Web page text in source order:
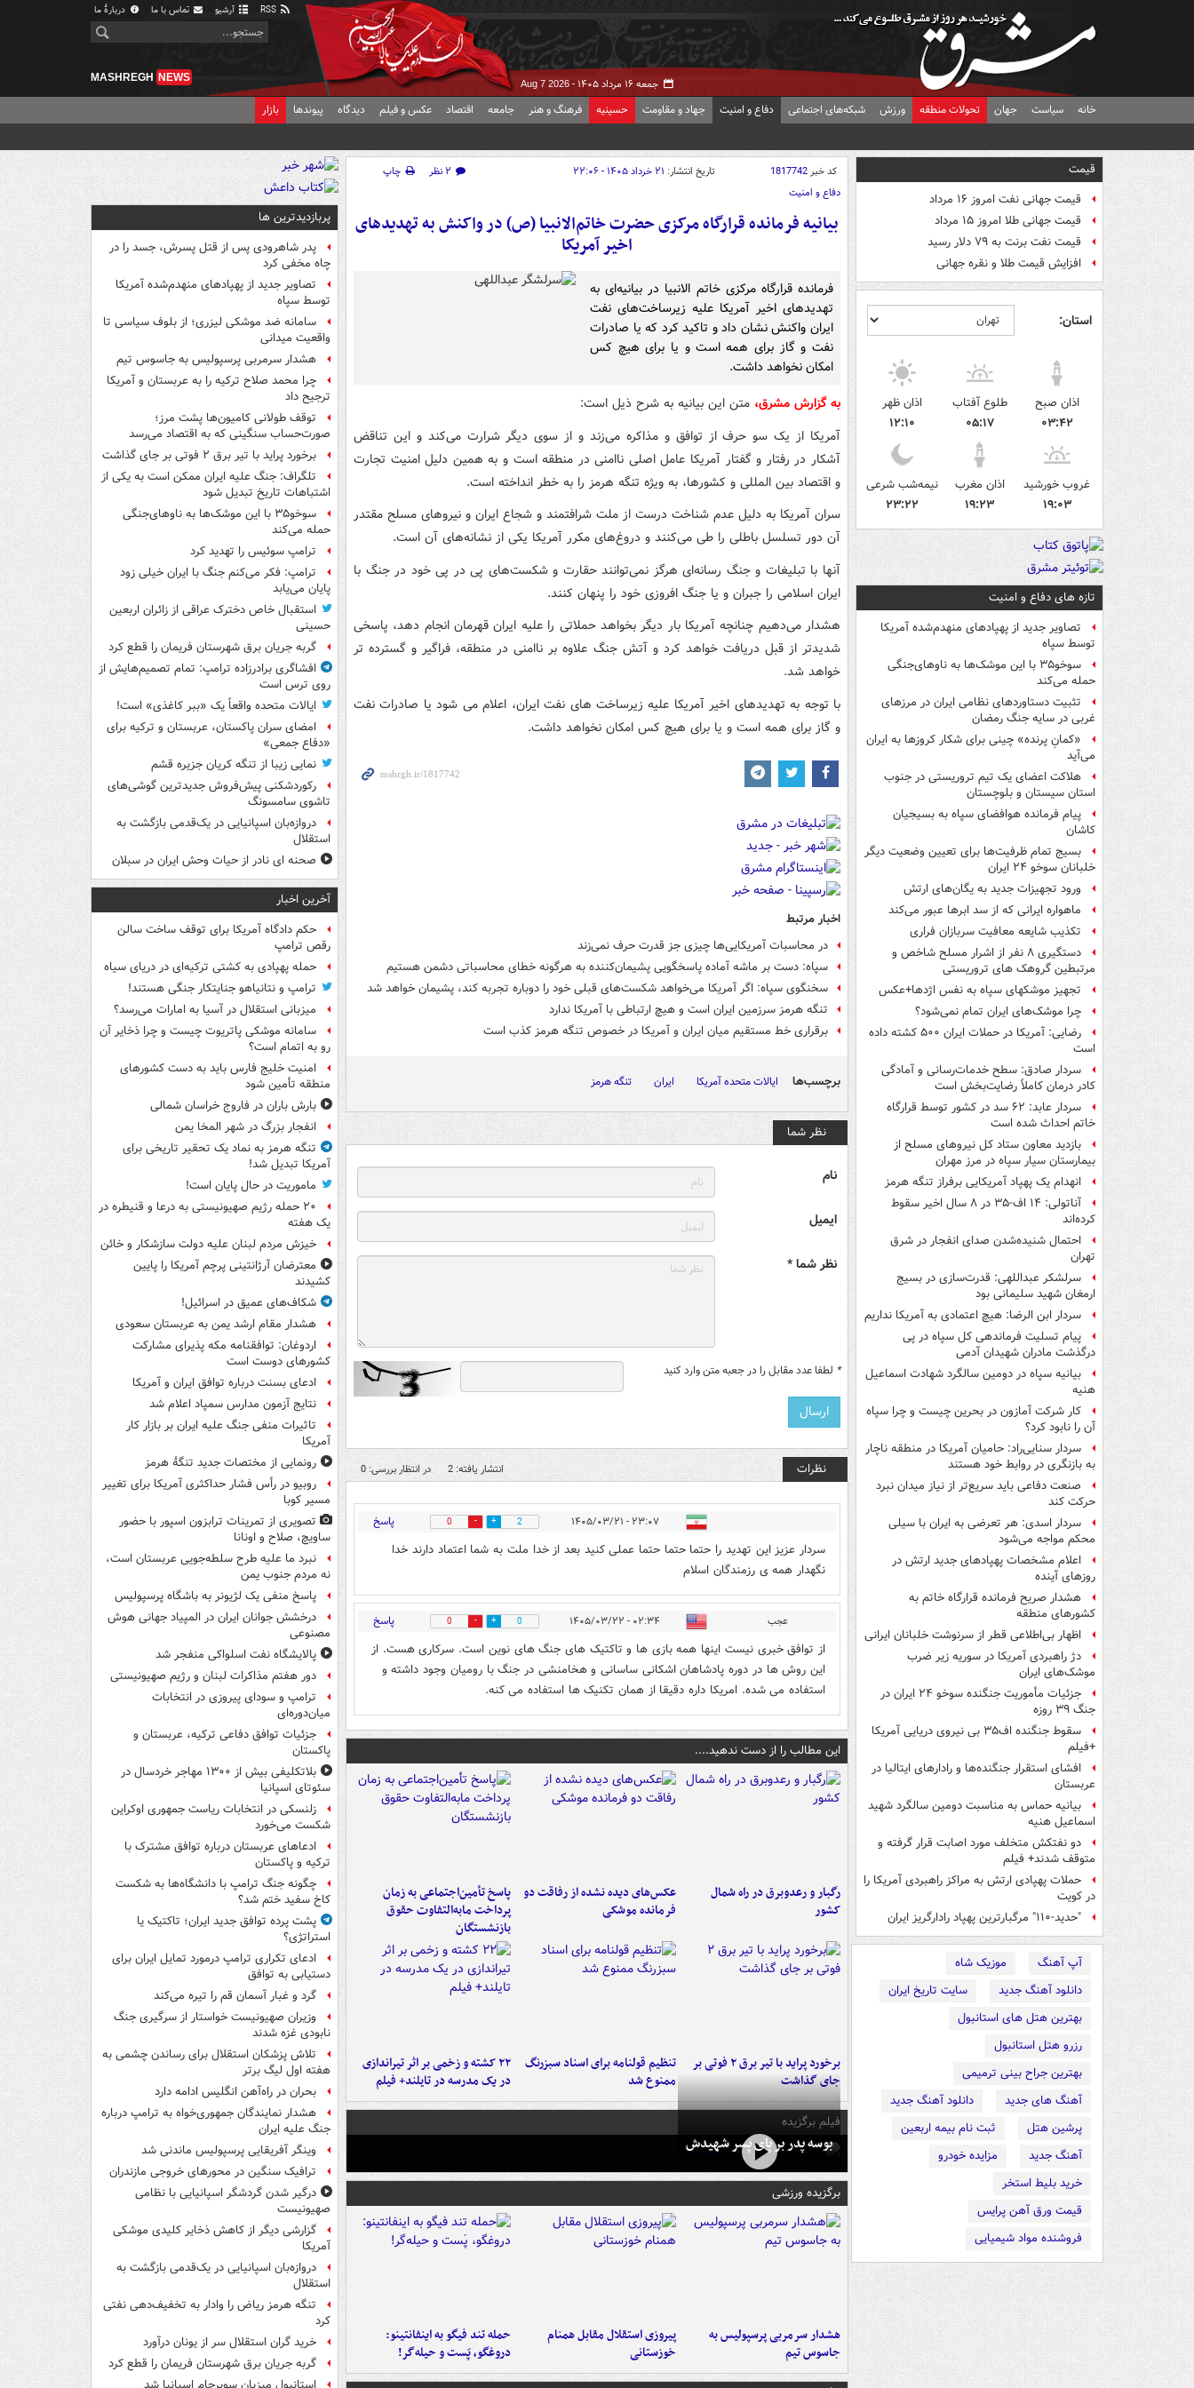
آرشیو تماس با ما دربارهٔ ما
جمعه ۱۶ مرداد ۱۴۰۵ - Aug 7 2026
MASHREGH NEWS
خانه سیاست جهان تحولات منطقه ورزش شبکه‌های اجتماعی دفاع و امنیت جهاد و مقاومت حسینیه فرهنگ و هنر جامعه اقتصاد عکس و فیلم دیدگاه پیوندها بازار
قیمت
قیمت جهانی نفت امروز ۱۶ مرداد
قیمت جهانی طلا امروز ۱۵ مرداد
قیمت نفت برنت به ۷۹ دلار رسید
افزایش قیمت طلا و نقره جهانی
استان:
اذان صبح
۰۳:۴۲
طلوع آفتاب
۰۵:۱۷
اذان ظهر
۱۲:۱۰
غروب خورشید
۱۹:۰۳
اذان مغرب
۱۹:۲۳
نیمه‌شب شرعی
۲۳:۲۲
تازه های دفاع و امنیت
تصاویر جدید از پهپادهای منهدم‌شده آمریکا
توسط سپاه
سوخو۳۵ با این موشک‌ها به ناوهای‌جنگی
حمله می‌کند
تثبیت دستاوردهای نظامی ایران در مرزهای
غربی در سایه جنگ رمضان
«کمانِ پرنده» چینی برای شکار کروزها به ایران
می‌آید
هلاکت اعضای یک تیم تروریستی در جنوب
استان سیستان و بلوچستان
پیام فرمانده هوافضای سپاه به بسیجیان
کاشان
بسیج تمام ظرفیت‌ها برای تعیین وضعیت دیگر
خلبانان سوخو ۲۴ ایران
ورود تجهیزات جدید به یگان‌های ارتش
ماهواره ایرانی که از سد ابرها عبور می‌کند
تکذیب شایعه معافیت سربازان فراری
دستگیری ۸ نفر از اشرار مسلح شاخص و
مرتبطین گروهک های تروریستی
تجهیز موشکهای سپاه به نفس اژدها+عکس
چرا موشک‌های ایران تمام نمی‌شود؟
رضایی: آمریکا در حملات ایران ۵۰۰ کشته داده
است
سردار صادق: سطح خدمات‌رسانی و آمادگی
کادر درمان کاملاً رضایت‌بخش است
سردار عابد: ۶۲ سد در کشور توسط قرارگاه
خاتم احداث شده است
بازدید معاون ستاد کل نیروهای مسلح از
بیمارستان سیار سپاه در مرز مهران
انهدام یک پهپاد آمریکایی برفراز تنگه هرمز
آناتولی: ۱۴ اف-۳۵ در ۸ سال اخیر سقوط
کرده‌اند
احتمال شنیده‌شدن صدای انفجار در شرق
تهران
سرلشکر عبداللهی: قدرت‌سازی در بسیج
ارمغان شهید سلیمانی بود
سردار ابن الرضا: هیچ اعتمادی به آمریکا نداریم
پیام تسلیت فرماندهی کل سپاه در پی
درگذشت مادران شهیدان آدمی
بیانیه سپاه در دومین سالگرد شهادت اسماعیل
هنیه
کار شرکت آمازون در بحرین چیست و چرا سپاه
آن را نابود کرد؟
سردار سنایی‌راد: حامیان آمریکا در منطقه ناچار
به بازنگری در روابط خود هستند
صنعت دفاعی باید سریع‌تر از نیاز میدان نبرد
حرکت کند
سردار اسدی: هر تعرضی به ایران با سیلی
محکم مواجه می‌شود
اعلام مشخصات پهپادهای جدید ارتش در
روزهای آینده
هشدار صریح فرمانده قرارگاه خاتم‌ به
کشورهای منطقه
اظهار بی‌اطلاعی قطر از سرنوشت خلبانان ایرانی
دژ راهبردی آمریکا در سوریه زیر ضرب
موشک‌های ایران
جزئیات مأموریت جنگنده سوخو ۲۴ ایران در
جنگ ۳۹ روزه
سقوط جنگنده اف۳۵ بی نیروی دریایی آمریکا
+فیلم
افشای استقرار جنگنده‌ها و رادارهای ایتالیا در
عربستان
بیانیه حماس به مناسبت دومین سالگرد شهید
اسماعیل هنیه
دو نفتکش متخلف مورد اصابت قرار گرفته و
متوقف شدند+ فیلم
حملات پهپادی ارتش به مراکز راهبردی آمریکا را
در کویت
"حدید-۱۱۰" مرگبارترین پهپاد رادارگریز ایران
آپ آهنگ
موزیک شاه
دانلود آهنگ جدید
سایت تاریخ ایران
بهترین هتل های استانبول
رزرو هتل استانبول
بهترین جراح بینی ترمیمی
آهنگ های جدید
دانلود آهنگ جدید
پرشین هتل
ثبت نام بیمه اربعین
آهنگ جدید
مزایده خودرو
خرید بلیط استخر
قیمت ورق آهن پرایس
فروشنده مواد شیمیایی
کد خبر1817742 تاریخ انتشار: ۲۱ خرداد ۱۴۰۵ - ۲۲:۰۶ ۲ نظر
چاپ
دفاع و امنیت
بیانیه فرمانده قرارگاه مرکزی حضرت خاتم‌الانبیا (ص) در واکنش به تهدیدهای
اخیر آمریکا
فرمانده قرارگاه مرکزی خاتم الانبیا در بیانیه‌ای به
تهدیدهای اخیر آمریکا علیه زیرساخت‌های نفت
ایران واکنش نشان داد و تاکید کرد که یا صادرات
نفت و گاز برای همه است و یا برای هیچ کس
امکان نخواهد داشت.
به گزارش مشرق، متن این بیانیه به شرح ذیل است:
آمریکا از یک سو حرف از توافق و مذاکره می‌زند و از سوی دیگر شرارت می‌کند و این تناقض
آشکار در رفتار و گفتار آمریکا عامل اصلی ناامنی در منطقه است و به همین دلیل امنیت تجارت
و اقتصاد بین المللی و کشورها، به ویژه تنگه هرمز را به خطر انداخته است.
سران آمریکا به دلیل عدم شناخت درست از ملت شرافتمند و شجاع ایران و نیروهای مسلح مقتدر
آن دور تسلسل باطلی را طی می‌کنند و دروغ‌های مکرر آمریکا یکی از نشانه‌های آن است.
آنها با تبلیغات و جنگ رسانه‌ای هرگز نمی‌توانند حقارت و شکست‌های پی در پی خود در جنگ با
ایران اسلامی را جبران و یا جنگ افروزی خود را پنهان کنند.
هشدار می‌دهیم چنانچه آمریکا بار دیگر بخواهد حملاتی را علیه ایران قهرمان انجام دهد، پاسخی
شدیدتر از قبل دریافت خواهد کرد و آتش جنگ علاوه بر ناامنی در منطقه، فراگیر و گسترده تر
خواهد شد.
با توجه به تهدیدهای اخیر آمریکا علیه زیرساخت های نفت ایران، اعلام می شود یا صادرات نفت
و گاز برای همه است و یا برای هیچ کس امکان نخواهد داشت.
اخبار مرتبط
در محاسبات آمریکایی‌ها چیزی جز قدرت حرف نمی‌زند
سپاه: دست بر ماشه آماده پاسخگویی پشیمان‌کننده به هرگونه خطای محاسباتی دشمن هستیم
سخنگوی سپاه: اگر آمریکا می‌خواهد شکست‌های قبلی خود را دوباره تجربه کند، پشیمان خواهد شد
تنگه هرمز سرزمین ایران است و هیچ ارتباطی با آمریکا ندارد
برقراری خط مستقیم میان ایران و آمریکا در خصوص تنگه هرمز کذب است
برچسب‌ها ایالات متحده آمریکا ایران تنگه هرمز
نظر شما
نام
ایمیل
نظر شما *
* لطفا عدد مقابل را در جعبه متن وارد کنید
نظرات انتشار یافته: 2 در انتظار بررسی: 0
۲۳:۰۷ - ۱۴۰۵/۰۳/۲۱ 2
0 پاسخ
سردار عزیز این تهدید را حتما حتما حتما عملی کنید بعد از خدا ملت به شما اعتماد دارند خدا
نگهدار همه ی رزمندگان اسلام
عجب ۰۲:۳۴ - ۱۴۰۵/۰۳/۲۲ 0
0 پاسخ
از توافق خبری نیست اینها همه بازی ها و تاکتیک های جنگ های نوین است. سرکاری هست. از
این روش ها در دوره پادشاهان اشکانی ساسانی و هخامنشی در جنگ با رومیان وجود داشته و
استفاده می شده. امریکا داره دقیقا از همان تکنیک ها استفاده می کنه.
این مطالب را از دست ندهید....
رگبار و رعدوبرق در راه شمال
کشور
عکس‌های دیده نشده از رفاقت دو
فرمانده‌ موشکی
پاسخ تأمین‌اجتماعی به زمان
پرداخت مابه‌التفاوت حقوق
بازنشستگان
برخورد پراید با تیر برق ۲ فوتی بر
جای گذاشت
تنظیم قولنامه برای اسناد سبزرنگ
ممنوع شد
۲۲ کشته و زخمی بر اثر تیراندازی
در یک مدرسه در تایلند+ فیلم
فیلم برگزیده
بوسه‌ پدر بر پای پسر شهیدش
برگزیده ورزشی
هشدار سرمربی پرسپولیس به
جاسوس تیم
پیروزی استقلال مقابل همنام
خوزستانی
حمله تند فیگو به اینفانتینو:
دروغگو، پَست‌ و حیله‌گر!
پربازدیدترین ها
پدر شاهرودی پس از قتل پسرش، جسد را در
چاه مخفی کرد
تصاویر جدید از پهپادهای منهدم‌شده آمریکا
توسط سپاه
سامانه ضد موشکی لیزری؛ از بلوف سیاسی تا
واقعیت میدانی
هشدار سرمربی پرسپولیس به جاسوس تیم
چرا محمد صلاح ترکیه را به عربستان و آمریکا
ترجیح داد
توقف طولانی کامیون‌ها پشت مرز؛
صورت‌حساب سنگینی که به اقتصاد می‌رسد
برخورد پراید با تیر برق ۲ فوتی بر جای گذاشت
تلگراف: جنگ علیه ایران ممکن است به یکی از
اشتباهات تاریخ تبدیل شود
سوخو۳۵ با این موشک‌ها به ناوهای‌جنگی
حمله می‌کند
ترامپ سوئیس را تهدید کرد
ترامپ: فکر می‌کنم جنگ با ایران خیلی زود
پایان می‌یابد
استقبال خاص دخترک عراقی از زائران اربعین
حسینی
گربه جریان برق شهرستان فریمان را قطع کرد
افشاگری برادرزاده ترامپ: تمام تصمیم‌هایش از
روی ترس است
ایالات متحده واقعاً یک «ببر کاغذی» است!
امضای سران پاکستان، عربستان و ترکیه برای
«دفاع جمعی»
نمایی زیبا از تنگه کریان جزیره قشم
رکوردشکنی پیش‌فروش جدیدترین گوشی‌های
تاشوی سامسونگ
دروازه‌بان اسپانیایی در یک‌قدمی بازگشت به
استقلال
صحنه ای نادر از حیات وحش ایران در سبلان
آخرین اخبار
حکم دادگاه آمریکا برای توقف ساخت سالن
رقص ترامپ
حمله پهپادی به کشتی ترکیه‌ای در دریای سیاه
ترامپ و نتانیاهو جنایتکار جنگی هستند!
میزبانی استقلال در آسیا به امارات می‌رسد؟
سامانه موشکی پاتریوت چیست و چرا ذخایر آن
رو به اتمام است؟
امنیت خلیج فارس باید به دست کشورهای
منطقه تأمین شود
بارش باران در فاروج خراسان شمالی
انفجار بزرگ در شهر المخا یمن
تنگه هرمز به نماد یک تحقیر تاریخی برای
آمریکا تبدیل شد!
ماموریت در حال پایان است!
۲۰ حمله رژیم صهیونیستی به درعا و قنیطره در
یک هفته
خیزش مردم لبنان علیه دولت سازشکار و خائن
معترضان آرژانتینی پرچم آمریکا را پایین
کشیدند
شکاف‌های عمیق در اسرائیل!
هشدار مقام ارشد یمن به عربستان سعودی
اردوغان: توافقنامه مکه پذیرای مشارکت
کشورهای دوست است
ادعای بسنت درباره توافق ایران و آمریکا
نتایج آزمون مدارس سمپاد اعلام شد
تاثیرات منفی جنگ علیه ایران بر بازار کار
آمریکا
رونمایی از مختصات جدید تنگۀ هرمز
روبیو در رأس فشار حداکثری آمریکا برای تغییر
مسیر کوبا
تصویری از تمرینات ترابزون اسپور با حضور
ساویچ، صلاح و اونانا
نبرد ما علیه طرح سلطه‌جویی عربستان است،
نه مردم جنوب یمن
پاسخ منفی یک لژیونر به باشگاه پرسپولیس
درخشش جوانان ایران در المپیاد جهانی هوش
مصنوعی
پالایشگاه نفت اسلواکی منفجر شد
دور هفتم مذاکرات لبنان و رژیم صهیونیستی
ترامپ و سودای پیروزی در انتخابات
میان‌دوره‌ای
جزئیات توافق دفاعی ترکیه، عربستان و
پاکستان
بلاتکلیفی بیش از ۱۳۰۰ مهاجر خردسال در
سئوتای اسپانیا
زلنسکی در انتخابات ریاست جمهوری اوکراین
شکست می‌خورد
ادعاهای عربستان درباره توافق مشترک با
ترکیه و پاکستان
چگونه جنگ ترامپ با دانشگاه‌ها به شکست
کاخ سفید ختم شد؟
پشت پرده توافق جدید ایران؛ تاکتیک یا
استراتژی؟
ادعای تکراری ترامپ درمورد تمایل ایران برای
دستیابی به توافق
گرد و غبار آسمان قم را تیره می‌کند
وزیران صهیونیست خواستار از سرگیری جنگ
نابودی غزه شدند
تلاش پزشکان استقلال برای رساندن چشمی به
هفته اول لیگ برتر
بحران در راه‌آهن انگلیس ادامه دارد
هشدار نمایندگان جمهوری‌خواه به ترامپ درباره
جنگ علیه ایران
وینگر آفریقایی پرسپولیس ماندنی شد
ترافیک سنگین در محورهای خروجی مازندران
درگیر شدن گردشگر اسپانیایی با نظامی
صهیونیست
گزارشی دیگر از کاهش ذخایر کلیدی موشکی
آمریکا
دروازه‌بان اسپانیایی در یک‌قدمی بازگشت به
استقلال
تنگه هرمز ریاض را وادار به تخفیف‌دهی نفتی
کرد
خرید گران استقلال سر از یونان درآورد
گربه جریان برق شهرستان فریمان را قطع کرد